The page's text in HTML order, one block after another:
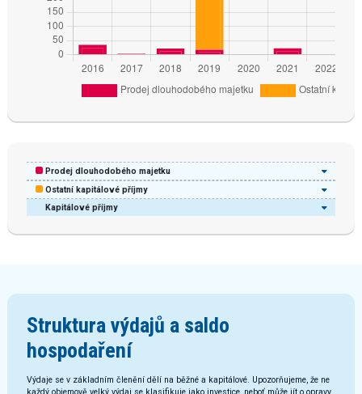
Kapitálové příjmy
Prodej dlouhodobého majetku
Ostatní kapitálové příjmy
Struktura výdajů a saldo
hospodaření
Výdaje se v základním členění dělí na běžné a kapitálové. Upozorňujeme, že ne